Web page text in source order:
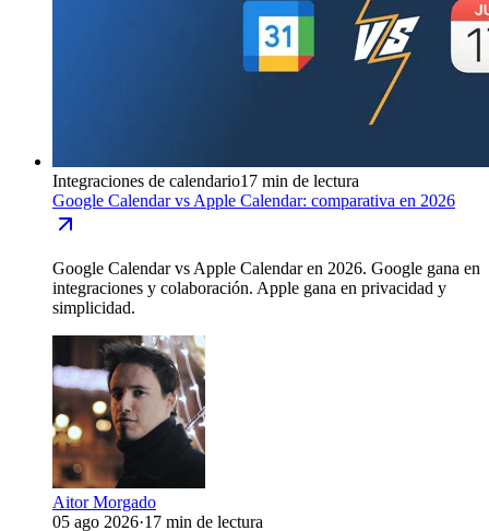
Integraciones de calendario17 min de lectura
Google Calendar vs Apple Calendar: comparativa en 2026
Google Calendar vs Apple Calendar en 2026. Google gana en
integraciones y colaboración. Apple gana en privacidad y
simplicidad.
Aitor Morgado
05 ago 2026·17 min de lectura